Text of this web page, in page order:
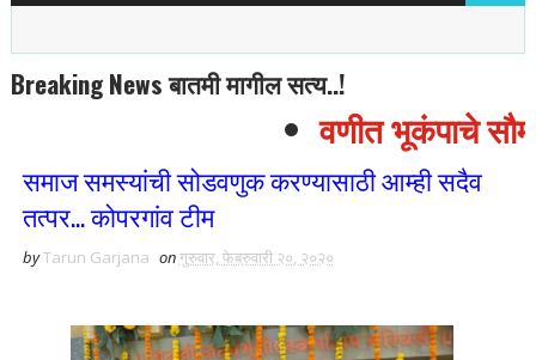
Breaking News बातमी मागील सत्य..!
वणीत भूकंपाचे
समाज समस्यांची सोडवणुक करण्यासाठी आम्ही सदैव
तत्पर... कोपरगांव टीम
byTarun Garjana onगुरुवार, फेब्रुवारी २०, २०२०